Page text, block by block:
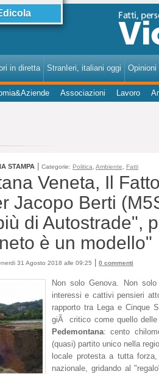
in diretta StranIeri, italiani oggi Opinioni
Associazioni Lavoro
STAMPA Categorie: Politica Ambiente Fatti
Veneta, Il
Jacopo Berti
di Autostrade",
è un modello"
31 Agosto 2018 alle 09:25 0 commenti
Non solo Genova. Non
interessi e cattivi pensieri
rapporto tra Lega e Cinque
giÃ critico come quello
Pedemontana: cento
(quasi) partito unico nella
locale protesta a tutta
nazionale, gridando al